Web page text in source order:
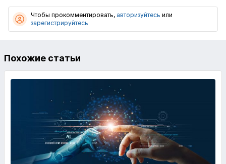
Чтобы прокомментировать, авторизуйтесь или
зарегистрируйтесь
Похожие статьи